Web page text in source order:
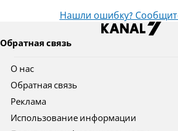
Нашли ошибку?
Обратная связь
О нас
Обратная связь
Реклама
Использование информации